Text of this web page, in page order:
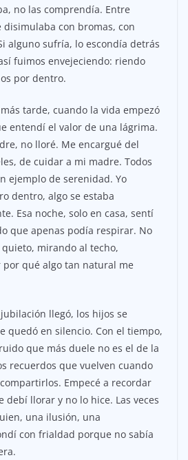
no las comprendía. Entre
disimulaba con bromas, con
alguno sufría, lo escondía detrás
fuimos envejeciendo: riendo
por dentro.
tarde, cuando la vida empezó
entendí el valor de una lágrima.
no lloré. Me encargué del
de cuidar a mi madre. Todos
ejemplo de serenidad. Yo
dentro, algo se estaba
Esa noche, solo en casa, sentí
que apenas podía respirar. No
mirando al techo,
qué algo tan natural me
llegó, los hijos se
quedó en silencio. Con el tiempo,
que más duele no es el de la
recuerdos que vuelven cuando
Empecé a recordar
debí llorar y no lo hice. Las veces
una ilusión, una
con frialdad porque no sabía